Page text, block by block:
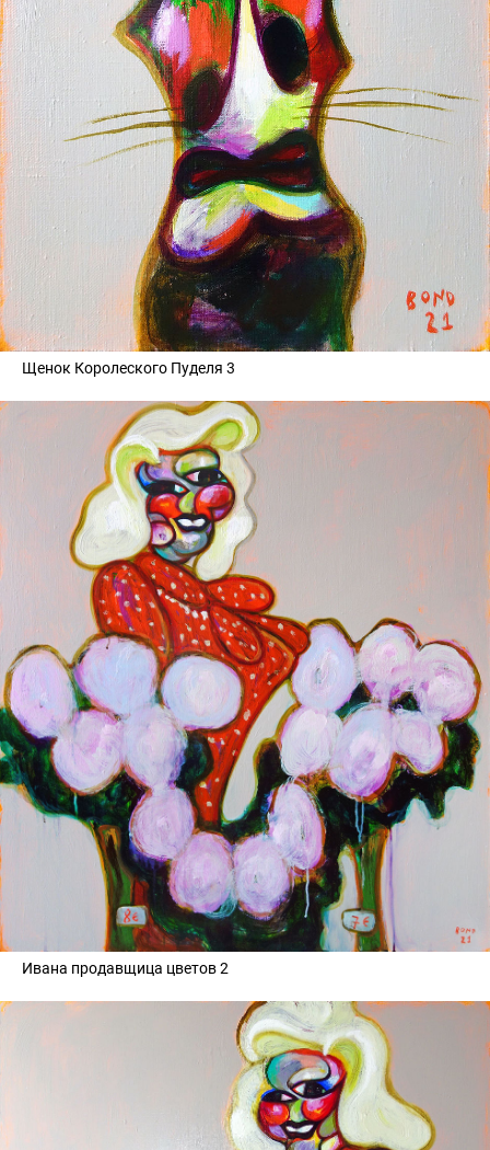
Щенок Королеского Пуделя 3
Ивана продавщица цветов 2